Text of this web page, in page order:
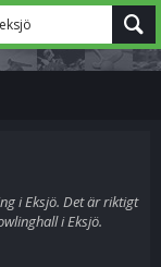
i Eksjö. Det är riktigt
i Eksjö.